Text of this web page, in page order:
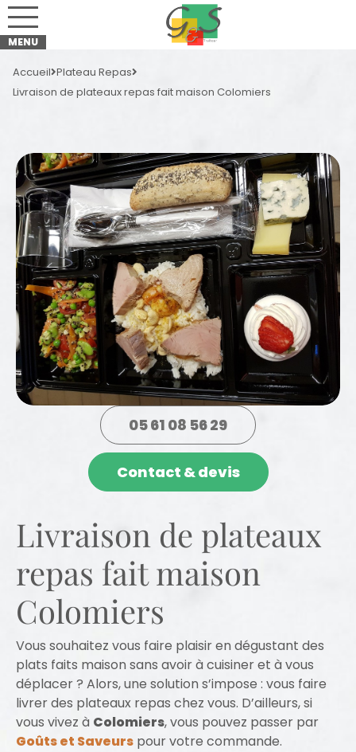
Accueil Plateau Repas
Livraison de plateaux repas fait maison Colomiers
05 61 08 56 29
Contact & devis
Livraison de plateaux
repas fait maison
Colomiers
Vous souhaitez vous faire plaisir en dégustant des
plats faits maison sans avoir à cuisiner et à vous
déplacer ? Alors, une solution s’impose : vous faire
livrer des plateaux repas chez vous. D’ailleurs, si
vous vivez à Colomiers, vous pouvez passer par
Goûts et Saveurs pour votre commande.